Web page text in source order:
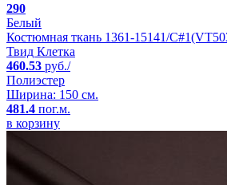
290
Белый
Костюмная ткань 1361-15141/
Твид Клетка
460.53 руб./
Полиэстер
Ширина: 150 см.
481.4 пог.м.
в корзину